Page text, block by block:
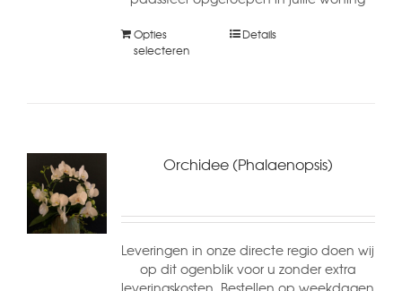
Opties
selecteren
Details
Orchidee (Phalaenopsis)
Leveringen in onze directe regio doen wij
op dit ogenblik voor u zonder extra